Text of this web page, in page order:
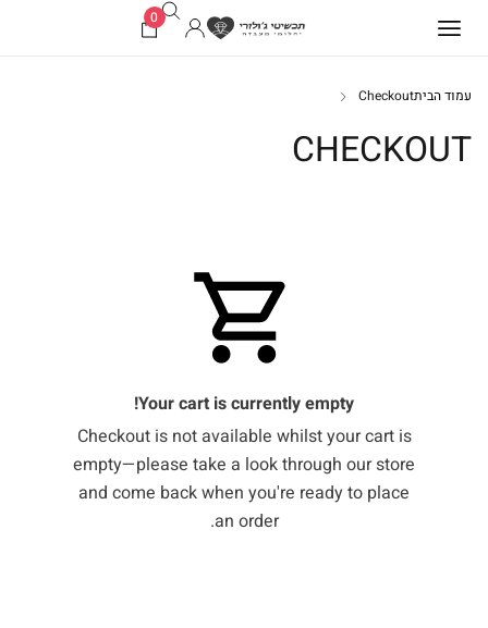
0
עמוד הביתCheckout
CHECKOUT
Your cart is currently empty!
Checkout is not available whilst your cart is
empty—please take a look through our store
and come back when you're ready to place
an order.